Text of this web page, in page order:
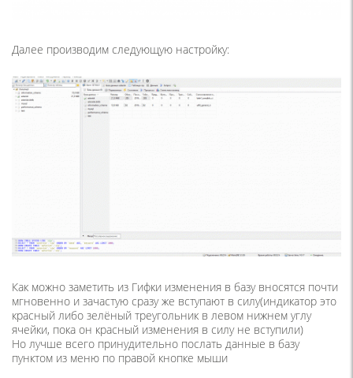
Далее производим следующую настройку:
Как можно заметить из Гифки изменения в базу вносятся почти
мгновенно и зачастую сразу же вступают в силу(индикатор это
красный либо зелёный треугольник в левом нижнем углу
ячейки, пока он красный изменения в силу не вступили)
Но лучше всего принудительно послать данные в базу
пунктом из меню по правой кнопке мыши